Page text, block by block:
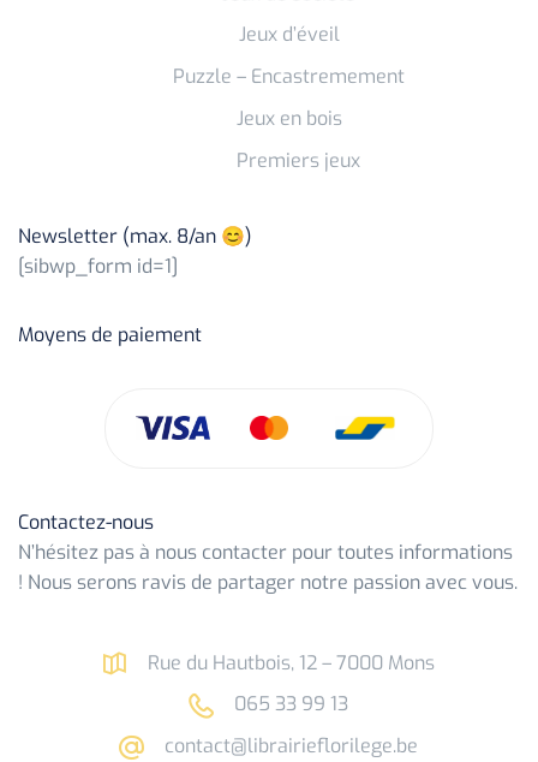
Jeux d’éveil
Puzzle – Encastremement
Jeux en bois
Premiers jeux
Newsletter (max. 8/an 😊)
[sibwp_form id=1]
Moyens de paiement
Contactez-nous
N’hésitez pas à nous contacter pour toutes informations
! Nous serons ravis de partager notre passion avec vous.
Rue du Hautbois, 12 – 7000 Mons
065 33 99 13
contact@librairieflorilege.be